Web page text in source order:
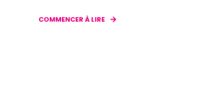
COMMENCER À LIRE